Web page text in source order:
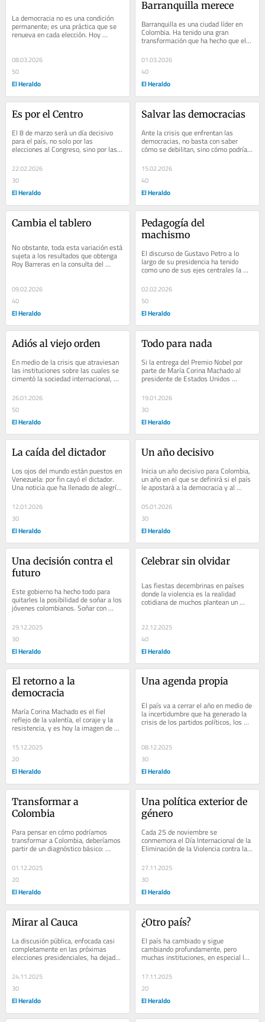
La democracia no es una condición
permanente; es una práctica que se
renueva en cada elección. Hoy
Colombia tiene la oportunidad de
08.03.2026
50
El Heraldo
Barranquilla merece
Barranquilla es una ciudad líder en
Colombia. Ha tenido una gran
transformación que ha hecho que el
país y el mundo la vean como una
gran opción...
01.03.2026
40
El Heraldo
Es por el Centro
El 8 de marzo será un día decisivo
para el país, no solo por las
elecciones al Congreso, sino por las
consultas en las que verdaderamente
se juega...
22.02.2026
30
El Heraldo
Salvar las democracias
Ante la crisis que enfrentan las
democracias, no basta con saber
cómo se debilitan, sino cómo podrían
salvarse. Las democracias, a nivel
global,...
15.02.2026
40
El Heraldo
Cambia el tablero
No obstante, toda esta variación está
sujeta a los resultados que obtenga
Roy Barreras en la consulta del
Frente por la Vida; si la votación
09.02.2026
40
El Heraldo
Pedagogía del
machismo
El discurso de Gustavo Petro a lo
largo de su presidencia ha tenido
como uno de sus ejes centrales la
pedagogía del machismo en el
espacio público,...
02.02.2026
50
El Heraldo
Adiós al viejo orden
En medio de la crisis que atraviesan
las instituciones sobre las cuales se
cimentó la sociedad internacional,
liderazgos...
26.01.2026
50
El Heraldo
Todo para nada
Si la entrega del Premio Nobel por
parte de María Corina Machado al
presidente de Estados Unidos
hubiera tenido el efecto que ella
esperaba, no...
19.01.2026
30
El Heraldo
La caída del dictador
Los ojos del mundo están puestos en
Venezuela: por fin cayó el dictador.
Una noticia que ha llenado de alegría
a millones de venezolanos dentro y...
12.01.2026
30
El Heraldo
Un año decisivo
Inicia un año decisivo para Colombia,
un año en el que se definirá si el país
le apostará a la democracia y al
Estado de derecho, o si...
05.01.2026
30
El Heraldo
Una decisión contra el
futuro
Este gobierno ha hecho todo para
quitarles la posibilidad de soñar a los
jóvenes colombianos. Soñar con
estudiar en Colombia en la
universidad de...
29.12.2025
30
El Heraldo
Celebrar sin olvidar
Las fiestas decembrinas en países
donde la violencia es la realidad
cotidiana de muchos plantean un
dilema inevitable: cómo celebrar
22.12.2025
40
El Heraldo
El retorno a la
democracia
María Corina Machado es el fiel
reflejo de la valentía, el coraje y la
resistencia, y es hoy la imagen de
Venezuela ante el mundo. Machado
se ha...
15.12.2025
20
El Heraldo
Una agenda propia
El país va a cerrar el año en medio de
la incertidumbre que ha generado la
crisis de los partidos políticos, los
cuales no han sabido anteponer el...
08.12.2025
30
El Heraldo
Transformar a
Colombia
Para pensar en cómo podríamos
transformar a Colombia, deberíamos
partir de un diagnóstico básico:
aunque existan análisis más
complejos, el...
01.12.2025
20
El Heraldo
Una política exterior de
género
Cada 25 de noviembre se
conmemora el Día Internacional de la
Eliminación de la Violencia contra las
invitarnos a...
27.11.2025
30
El Heraldo
Mirar al Cauca
La discusión pública, enfocada casi
completamente en las próximas
elecciones presidenciales, ha dejado
en el último renglón los desafíos
que...
24.11.2025
30
El Heraldo
¿Otro país?
El país ha cambiado y sigue
cambiando profundamente, pero
muchas instituciones, en especial la
política tradicional, no han sabido
adaptarse y...
17.11.2025
20
El Heraldo